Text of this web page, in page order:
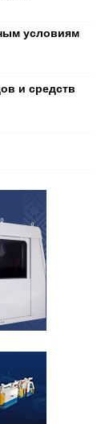
условиям
и средств